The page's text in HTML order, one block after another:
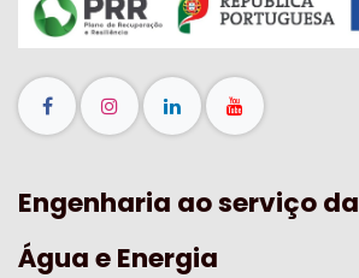
Engenharia ao serviço da
Água e Energia